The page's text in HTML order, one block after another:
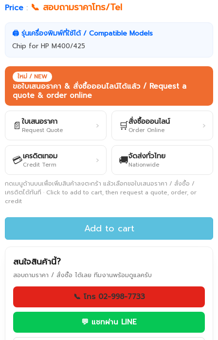
Price : 📞 สอบถามราคาโทร/Tel
🖨️ รุ่นเครื่องพิมพ์ที่ใช้ได้ / Compatible Models
Chip for HP M400/425
ใหม่ / NEW
ขอใบเสนอราคา & สั่งซื้อออนไลน์ได้แล้ว / Request a
quote & order online
📄 ใบเสนอราคา
Request Quote › 🛒สั่งซื้อออนไลน์
Order Online ›
💳เครดิตเทอม
Credit Term › 🚚จัดส่งทั่วไทย
Nationwide
กดเมนูด้านบนเพื่อเพิ่มสินค้าลงตะกร้า แล้วเลือกขอใบเสนอราคา / สั่งซื้อ /
เครดิตได้ทันที · Click to add to cart, then request a quote, order, or
credit
Add to cart
สนใจสินค้านี้?
สอบถามราคา / สั่งซื้อ ได้เลย ทีมงานพร้อมดูแลครับ
📞 โทร 02-998-7733
💬 แชทผ่าน LINE